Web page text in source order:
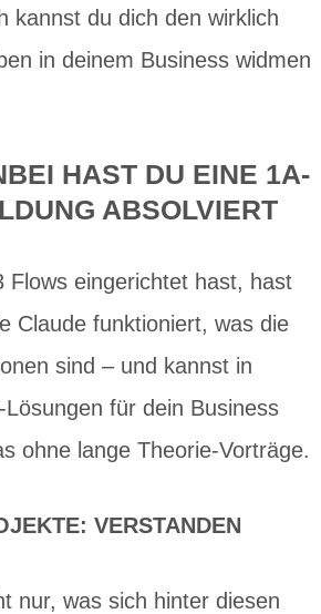
kannst du dich den wirklich
in deinem Business widmen
HAST DU EINE 1A-
ABSOLVIERT
Flows eingerichtet hast, hast
Claude funktioniert, was die
sind – und kannst in
für dein Business
ohne lange Theorie-Vorträge.
VERSTANDEN
nur, was sich hinter diesen